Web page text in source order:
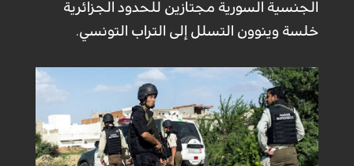
الجنسية السورية مجتازين للحدود الجزائرية
خلسة وينوون التسلل إلى التراب التونسي.